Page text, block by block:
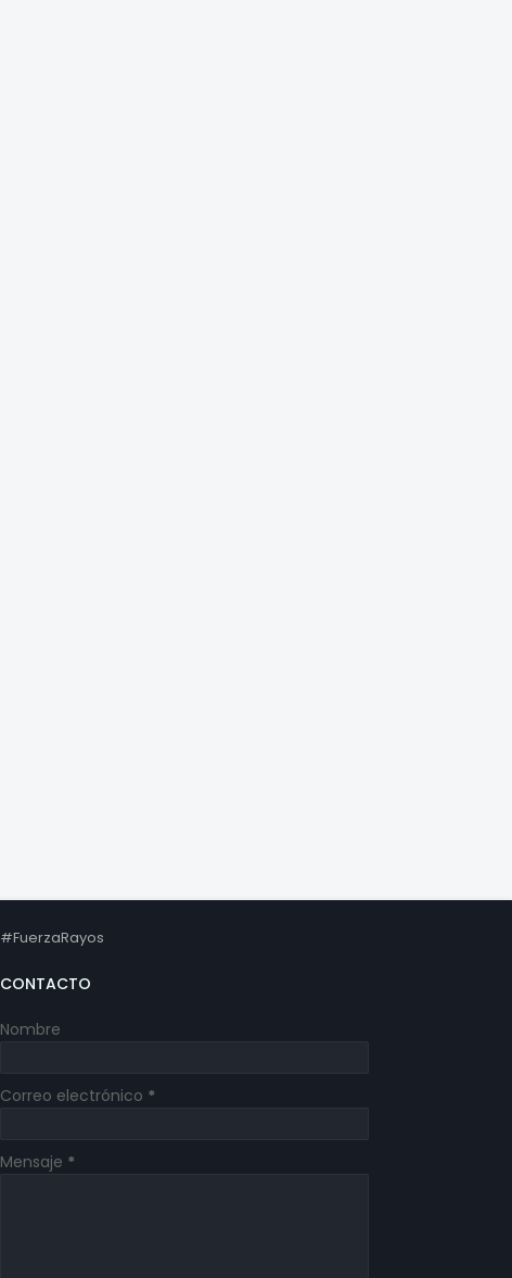
#FuerzaRayos
CONTACTO
Nombre
Correo electrónico *
Mensaje *